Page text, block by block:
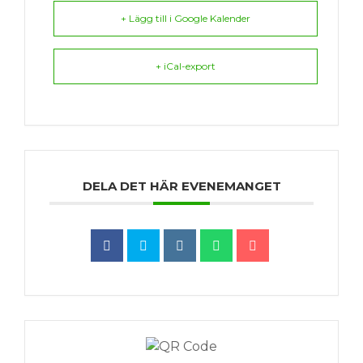
+ Lägg till i Google Kalender
+ iCal-export
DELA DET HÄR EVENEMANGET